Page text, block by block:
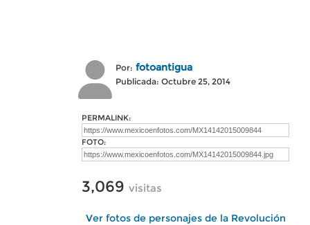
Por: fotoantigua
Publicada: Octubre 25, 2014
PERMALINK:
FOTO:
3,069 visitas
Ver fotos de personajes de la Revolución